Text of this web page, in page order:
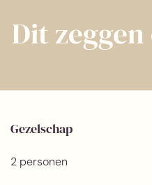
Dit
Gezelschap
2 personen